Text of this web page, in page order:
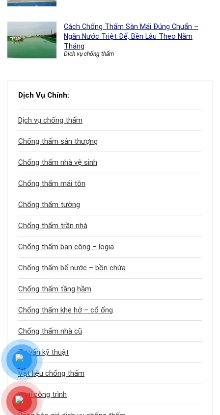
Cách Chống Thấm Sàn Mái Đúng Chuẩn –
Ngăn Nước Triệt Để, Bền Lâu Theo Năm
Tháng
Dịch vụ chống thấm
Dịch Vụ Chính:
Dịch vụ chống thấm
Chống thấm sân thượng
Chống thấm nhà vệ sinh
Chống thấm mái tôn
Chống thấm tường
Chống thấm trần nhà
Chống thấm ban công – logia
Chống thấm bể nước – bồn chứa
Chống thấm tầng hầm
Chống thấm khe hở – cổ ống
Chống thấm nhà cũ
Tư vấn kỹ thuật
Vật liệu chống thấm
Loại công trình